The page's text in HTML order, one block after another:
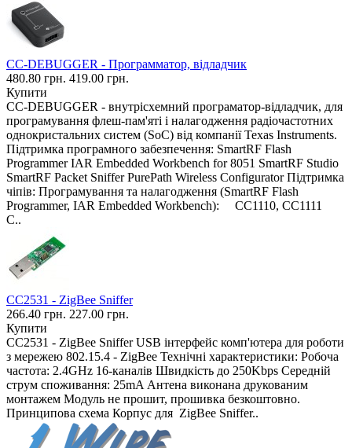
CC-DEBUGGER - Программатор, відладчик
480.80 грн. 419.00 грн.
Купити
CC-DEBUGGER - внутрісхемний програматор-відладчик, для
програмування флеш-пам'яті і налагодження радіочастотних
однокристальних систем (SoC) від компанії Texas Instruments.
Підтримка програмного забезпечення: SmartRF Flash
Programmer IAR Embedded Workbench for 8051 SmartRF Studio
SmartRF Packet Sniffer PurePath Wireless Configurator Підтримка
чіпів: Програмування та налагодження (SmartRF Flash
Programmer, IAR Embedded Workbench): CC1110, CC1111
C..
CC2531 - ZigBee Sniffer
266.40 грн. 227.00 грн.
Купити
CC2531 - ZigBee Sniffer USB інтерфейс комп'ютера для роботи
з мережею 802.15.4 - ZigBee Технічні характеристики: Робоча
частота: 2.4GHz 16-каналів Швидкість до 250Kbps Середній
струм споживання: 25mA Антена виконана друкованим
монтажем Модуль не прошит, прошивка безкоштовно.
Принципова схема Корпус для ​ ZigBee Sniffer ​..